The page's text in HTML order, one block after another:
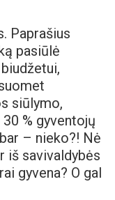
Paprašius
pasiūlė
siūlymo,
% gyventojų
– nieko?! Nė
iš savivaldybės
gyvena? O gal